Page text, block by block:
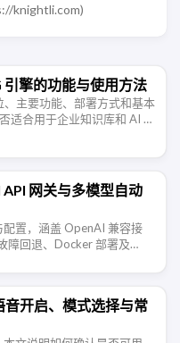
knightli.com)
引擎的功能与使用方法
主要功能、部署方式和基本
适合用于企业知识库和 AI 问
网关与多模型自动
置，涵盖 OpenAI 兼容接
障回退、Docker 部署及
开启、模式选择与常